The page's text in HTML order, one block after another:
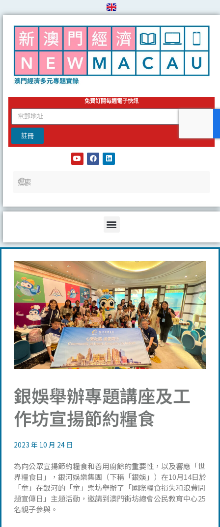
to
content
免費訂閱每週電子快訊
email
註冊
Y
o
F
a
L
i
Menu
銀娛舉辦專題講座及工
作坊宣揚節約糧食
2023 年 10 月 24 日
為向公眾宣揚節約糧食和善用廚餘的重要性，以及響應「世
界糧食日」，銀河娛樂集團（下稱「銀娛」）在10月14日於
「童」在銀河的「童」樂坊舉辦了「國際糧食損失和浪費問
題宣傳日」主題活動，邀請到澳門街坊總會公民教育中心25
名親子參與。